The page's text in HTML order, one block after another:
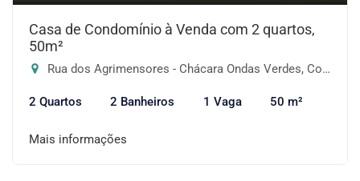
Casa de Condomínio à Venda com 2 quartos,
50m²
Rua dos Agrimensores - Chácara Ondas Verdes, Cotia-SP
2 Quartos 2 Banheiros 1 Vaga 50 m²
Mais informações